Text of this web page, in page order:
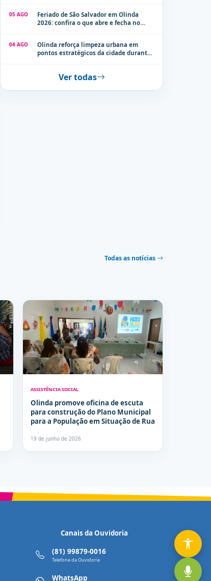
05 AGO
Feriado de São Salvador em Olinda
2026: confira o que abre e fecha no
04 AGO
Olinda reforça limpeza urbana em
pontos estratégicos da cidade durante
Ver todas
Todas as notícias
ASSISTÊNCIA SOCIAL
Olinda promove oficina de escuta
para construção do Plano Municipal
para a População em Situação de Rua
19 de junho de 2026
Canais da Ouvidoria
(81) 99879-0016
Telefone da Ouvidoria
WhatsApp